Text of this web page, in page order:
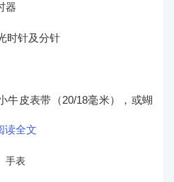
器
时针及分针
牛皮表带（20/18毫米），或蝴
读全文
手表